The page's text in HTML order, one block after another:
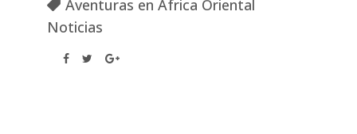
Aventuras en África Oriental
Noticias